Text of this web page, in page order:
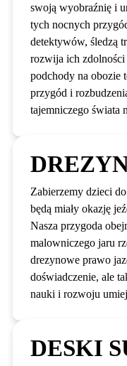
swoją wyobraźnię i
tych nocnych
detektywów, śledzą
rozwija ich
podchody na obozie
przygód i
tajemniczego świata
Zabierzemy dzieci
będą miały okazję
Nasza przygoda
malowniczego jaru
drezynowe prawo
doświadczenie, ale
nauki i rozwoju
DESKI